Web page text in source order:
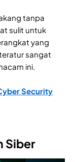
tanpa
sulit untuk
yang
sangat
ini.
Security
Siber